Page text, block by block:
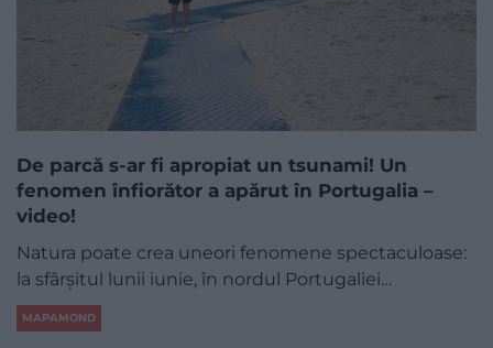
De parcă s-ar fi apropiat un tsunami! Un
fenomen înfiorător a apărut în Portugalia –
video!
Natura poate crea uneori fenomene spectaculoase:
la sfârșitul lunii iunie, în nordul Portugaliei…
MAPAMOND